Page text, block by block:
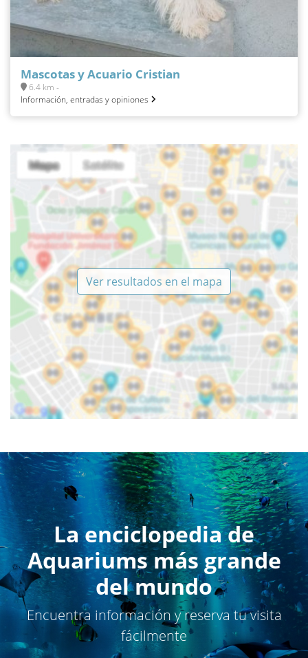
Mascotas y Acuario Cristian
6.4 km -
Información, entradas y opiniones
Ver resultados en el mapa
La enciclopedia de
Aquariums más grande
del mundo
Encuentra información y reserva tu visita
fácilmente